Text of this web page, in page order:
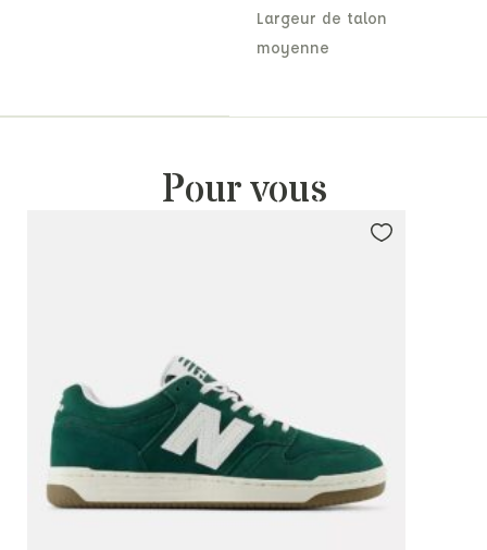
Largeur de talon
moyenne
Pour vous